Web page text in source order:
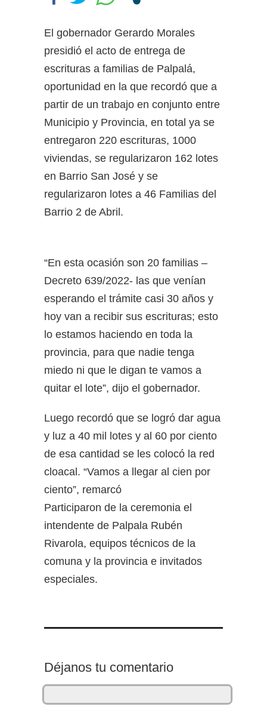
de un pozo en el patio de su casa
Caso Agostina: la querella pidió
la detención de la madre y la
hermana de Barrelier, principal
acusado por el crimen
El gobernador Gerardo Morales
presidió el acto de entrega de
escrituras a familias de Palpalá,
oportunidad en la que recordó que a
partir de un trabajo en conjunto entre
Municipio y Provincia, en total ya se
entregaron 220 escrituras, 1000
viviendas, se regularizaron 162 lotes
en Barrio San José y se
regularizaron lotes a 46 Familias del
Barrio 2 de Abril.
“En esta ocasión son 20 familias –
Decreto 639/2022- las que venían
esperando el trámite casi 30 años y
hoy van a recibir sus escrituras; esto
lo estamos haciendo en toda la
provincia, para que nadie tenga
miedo ni que le digan te vamos a
quitar el lote”, dijo el gobernador.
Luego recordó que se logró dar agua
y luz a 40 mil lotes y al 60 por ciento
de esa cantidad se les colocó la red
cloacal. “Vamos a llegar al cien por
ciento”, remarcó
Participaron de la ceremonia el
intendente de Palpala Rubén
Rivarola, equipos técnicos de la
comuna y la provincia e invitados
especiales.
Déjanos tu comentario